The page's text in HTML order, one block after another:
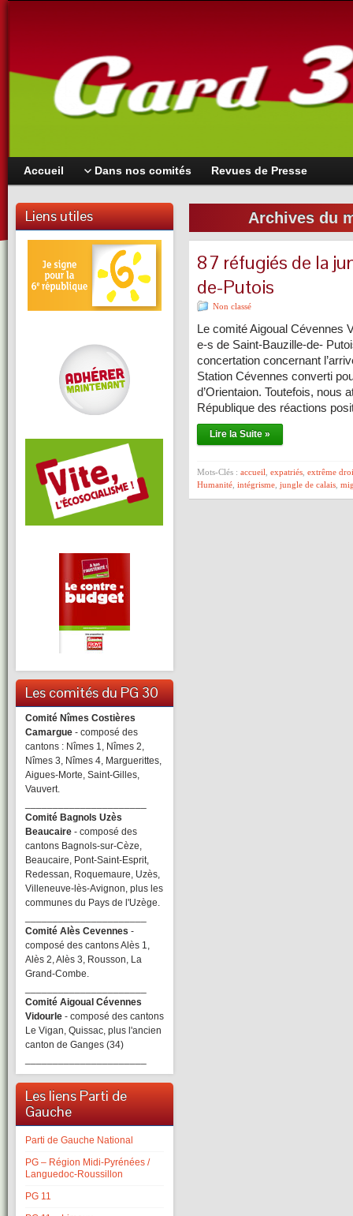
Accueil Dans nos comités Revues de Presse
Liens utiles
Les comités du PG 30
Comité Nîmes Costières
Camargue - composé des
cantons : Nîmes 1, Nîmes 2,
Nîmes 3, Nîmes 4, Marguerittes,
Aigues-Morte, Saint-Gilles,
Vauvert.
Comité Bagnols Uzès
Beaucaire - composé des
cantons Bagnols-sur-Cèze,
Beaucaire, Pont-Saint-Esprit,
Redessan, Roquemaure, Uzès,
Villeneuve-lès-Avignon, plus les
communes du Pays de l'Uzège.
Comité Alès Cevennes -
composé des cantons Alès 1,
Alès 2, Alès 3, Rousson, La
Grand-Combe.
Comité Aigoual Cévennes
Vidourle - composé des cantons
Le Vigan, Quissac, plus l'ancien
canton de Ganges (34)
Les liens Parti de
Gauche
Parti de Gauche National
PG – Région Midi-Pyrénées /
Languedoc-Roussillon
PG 11
Archives du
87 réfugiés de la
de-Putois
Non classé
Le comité Aigoual Cévennes
e-s de Saint-Bauzille-de-
concertation concernant
Station Cévennes converti
d’Orientaion. Toutefois, nous
République des réactions
Lire la Suite »
Mots-Clés : accueil expatriés extrême
Humanité intégrisme jungle de calais